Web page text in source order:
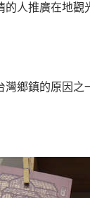
人推廣在地觀
鄉鎮的原因之